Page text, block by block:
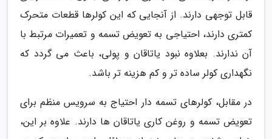
قابل توجهی دارند. از آنجایی که این کولرها قطعات متحرک
کمتری دارند، احتیاجی به تعویض تسمه و تعمیرات مرتبط با
آن ندارند. بعلاوه نبود یاتاقان و پولی، باعث می گردد که
نگهداری کولر ساده تر و کم هزینه تر باشد.
در مقابل، کولرهای تسمه دار احتیاج به سرویس منظم برای
تعویض تسمه و روغن کاری یاتاقان ها دارند. علاوه بر این،